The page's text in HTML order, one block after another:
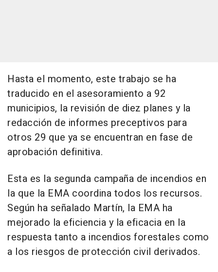
Hasta el momento, este trabajo se ha
traducido en el asesoramiento a 92
municipios, la revisión de diez planes y la
redacción de informes preceptivos para
otros 29 que ya se encuentran en fase de
aprobación definitiva.
Esta es la segunda campaña de incendios en
la que la EMA coordina todos los recursos.
Según ha señalado Martín, la EMA ha
mejorado la eficiencia y la eficacia en la
respuesta tanto a incendios forestales como
a los riesgos de protección civil derivados.